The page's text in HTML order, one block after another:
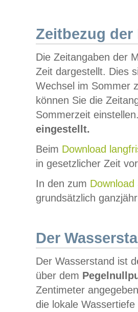
Zeitbezug der
Die Zeitangaben der
Zeit dargestellt. Dies
Wechsel im Sommer
können Sie die
Sommerzeit
eingestellt.
Beim Download
in gesetzlicher Zeit
In den zum Download
grundsätzlich
Der
Der Wasserstand ist
über dem
Zentimeter
die lokale